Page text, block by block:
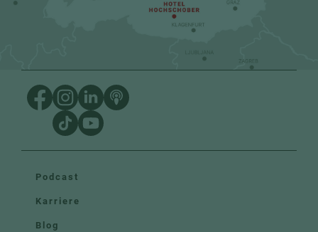
Podcast
Karriere
Blog